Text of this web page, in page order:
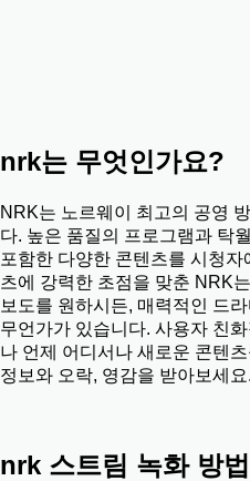
nrk는 무엇인가요?
NRK는 노르웨이 최고의 공영
다. 높은 품질의 프로그램과 탁
포함한 다양한 콘텐츠를 시청
츠에 강력한 초점을 맞춘 NRK
보도를 원하시든, 매력적인 드
무언가가 있습니다. 사용자 친
나 언제 어디서나 새로운 콘텐
정보와 오락, 영감을 받아보세요.
nrk 스트림 녹화 방